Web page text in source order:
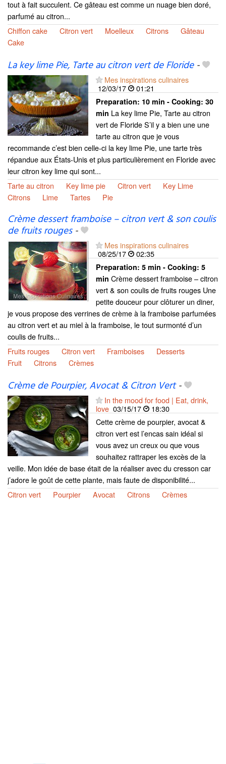
tout à fait succulent. Ce gâteau est comme un nuage bien doré,
parfumé au citron...
Chiffon cake
Citron vert Moelleux Citrons
Gâteau
Cake
La key lime Pie, Tarte au citron vert de Floride-
Mes inspirations culinaires
12/03/17
01:21
Preparation: 10 min - Cooking: 30
min La key lime Pie, Tarte au citron
vert de Floride S’il y a bien une une
tarte au citron que je vous
recommande c’est bien celle-ci la key lime Pie, une tarte très
répandue aux États-Unis et plus particulièrement en Floride avec
leur citron key lime qui sont...
Tarte au citron
Key lime pie Citron vert
Key Lime
Citrons
Lime Tartes Pie
Crème dessert framboise – citron vert & son coulis
de fruits rouges-
Mes inspirations culinaires
08/25/17
02:35
Preparation: 5 min - Cooking: 5
min Crème dessert framboise – citron
vert & son coulis de fruits rouges Une
petite douceur pour clôturer un diner,
je vous propose des verrines de crème à la framboise parfumées
au citron vert et au miel à la framboise, le tout surmonté d’un
coulis de fruits...
Fruits rouges
Citron vert Framboises
Desserts
Fruit
Citrons Crèmes
Crème de Pourpier, Avocat & Citron Vert-
In the mood for food | Eat, drink,
love 03/15/17
18:30
Cette crème de pourpier, avocat &
citron vert est l’encas sain idéal si
vous avez un creux ou que vous
souhaitez rattraper les excès de la
veille. Mon idée de base était de la réaliser avec du cresson car
j’adore le goût de cette plante, mais faute de disponibilité...
Citron vert
Pourpier Avocat Citrons Crèmes